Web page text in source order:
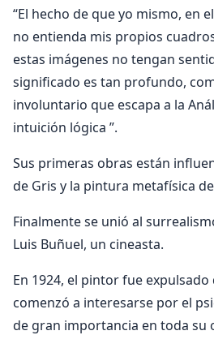
“El hecho de que yo mismo, en
no entienda mis propios
estas imágenes no tengan
significado es tan profundo,
involuntario que escapa a la
intuición lógica ”.
Sus primeras obras están
de Gris y la pintura metafísica
Finalmente se unió al
Luis Buñuel, un cineasta.
En 1924, el pintor fue expulsado
comenzó a interesarse por el
de gran importancia en toda su